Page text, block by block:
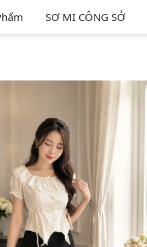
SƠ MI CÔNG SỞ